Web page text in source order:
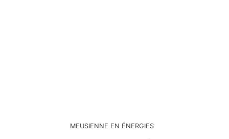
MEUSIENNE EN ÉNERGIES